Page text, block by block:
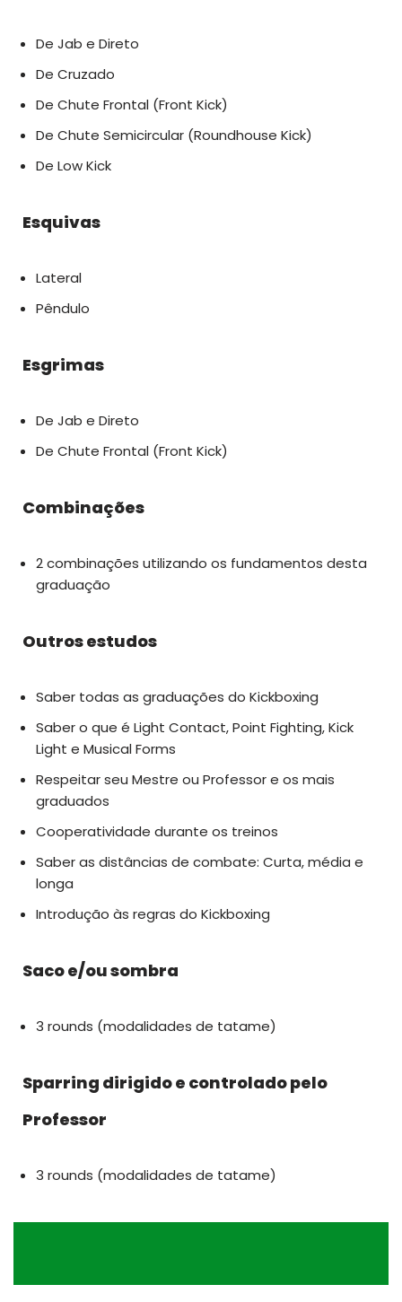
De Jab e Direto
De Cruzado
De Chute Frontal (Front Kick)
De Chute Semicircular (Roundhouse Kick)
De Low Kick
Esquivas
Lateral
Pêndulo
Esgrimas
De Jab e Direto
De Chute Frontal (Front Kick)
Combinações
2 combinações utilizando os fundamentos desta
graduação
Outros estudos
Saber todas as graduações do Kickboxing
Saber o que é Light Contact, Point Fighting, Kick
Light e Musical Forms
Respeitar seu Mestre ou Professor e os mais
graduados
Cooperatividade durante os treinos
Saber as distâncias de combate: Curta, média e
longa
Introdução às regras do Kickboxing
Saco e/ou sombra
3 rounds (modalidades de tatame)
Sparring dirigido e controlado pelo
Professor
3 rounds (modalidades de tatame)